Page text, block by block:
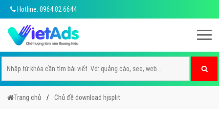
Hotline: 0964 82 6644
Trang chủ Chủ đề download hjsplit